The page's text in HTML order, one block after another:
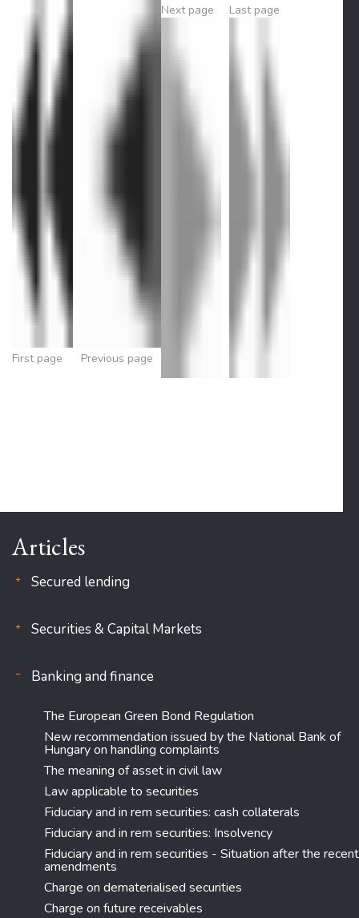
First page Previous page
Next page
Last page
Articles
Secured lending
Securities & Capital Markets
Banking and finance
The European Green Bond Regulation
New recommendation issued by the National Bank of
Hungary on handling complaints
The meaning of asset in civil law
Law applicable to securities
Fiduciary and in rem securities: cash collaterals
Fiduciary and in rem securities: Insolvency
Fiduciary and in rem securities - Situation after the recent
amendments
Charge on dematerialised securities
Charge on future receivables